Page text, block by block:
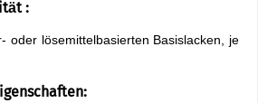
:
oder lösemittelbasierten Basislacken, je